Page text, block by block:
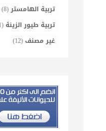
تربية الهامستر(8)
تربية طيور الزينة (21)
غير مصنف(12)